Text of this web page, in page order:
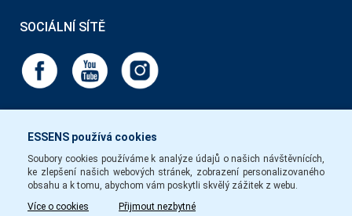
ESSENS používá cookies
Soubory cookies používáme k analýze údajů o našich návštěvnících,
ke zlepšení našich webových stránek, zobrazení personalizovaného
obsahu a k tomu, abychom vám poskytli skvělý zážitek z webu.
Více o cookies
Přijmout nezbytné
SOCIÁLNÍ SÍTĚ